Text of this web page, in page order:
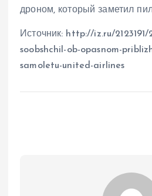
дроном, который заметил
Источник: http://iz.ru/
soobshchil-ob-opasnom-
samoletu-united-airlines